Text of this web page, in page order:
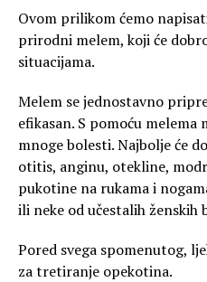
Ovom prilikom ćemo
prirodni melem, koji će
situacijama.
Melem se jednostavno
efikasan. S pomoću
mnoge bolesti. Najbolje će
otitis, anginu, otekline,
pukotine na rukama i
ili neke od učestalih ženskih
Pored svega spomenutog,
za tretiranje opekotina.